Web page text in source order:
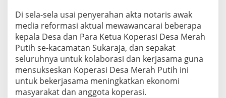
Di sela-sela usai penyerahan akta notaris awak
media reformasi aktual mewawancarai beberapa
kepala Desa dan Para Ketua Koperasi Desa Merah
Putih se-kacamatan Sukaraja, dan sepakat
seluruhnya untuk kolaborasi dan kerjasama guna
mensukseskan Koperasi Desa Merah Putih ini
untuk bekerjasama meningkatkan ekonomi
masyarakat dan anggota koperasi.